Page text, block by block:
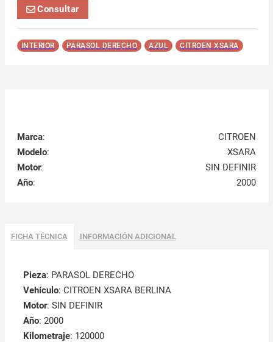
Consultar
INTERIOR PARASOL DERECHO AZUL CITROEN XSARA
Marca:
CITROEN
Modelo:
XSARA
Motor:
SIN DEFINIR
Año: 2000
FICHA TÉCNICA INFORMACIÓN ADICIONAL
Pieza: PARASOL DERECHO
Vehículo: CITROEN XSARA BERLINA
Motor: SIN DEFINIR
Año: 2000
Kilometraje: 120000